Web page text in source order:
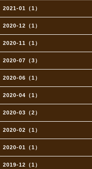
2021-01（1）
2020-12（1）
2020-11（1）
2020-07（3）
2020-06（1）
2020-04（1）
2020-03（2）
2020-02（1）
2020-01（1）
2019-12（1）